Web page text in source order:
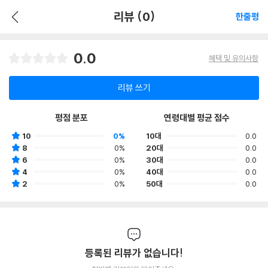
리뷰 (0) 한줄평
0.0 혜택 및 유의사항
리뷰 쓰기
평점 분포
10
0%
8
0%
6
0%
4
0%
2
0%
연령대별 평균 점수
10대
0.0
20대
0.0
30대
0.0
40대
0.0
50대
0.0
등록된 리뷰가 없습니다!